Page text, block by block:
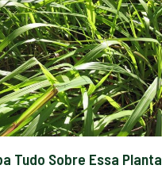
Tudo Sobre Essa Planta